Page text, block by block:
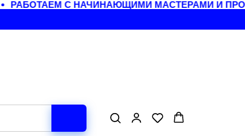
РАБОТАЕМ С НАЧИНАЮЩИМИ МАСТЕРАМИ И